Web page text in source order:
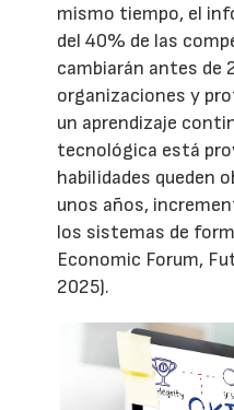
mismo tiempo, el
del 40% de las
cambiarán antes de
organizaciones y
un aprendizaje
tecnológica está
habilidades queden
unos años,
los sistemas de
Economic Forum,
2025).